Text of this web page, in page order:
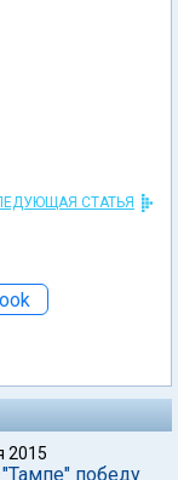
СТАТЬЯ
2015
победу